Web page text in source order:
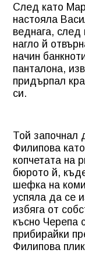
След като
настояла
веднага,
нагло й
начин
панталона,
придърпал
си.
Той започнал
Филипова
копчетата на
бюрото й,
шефка на
успяла да се
избяга от
късно Черепа
прибирайки
Филипова